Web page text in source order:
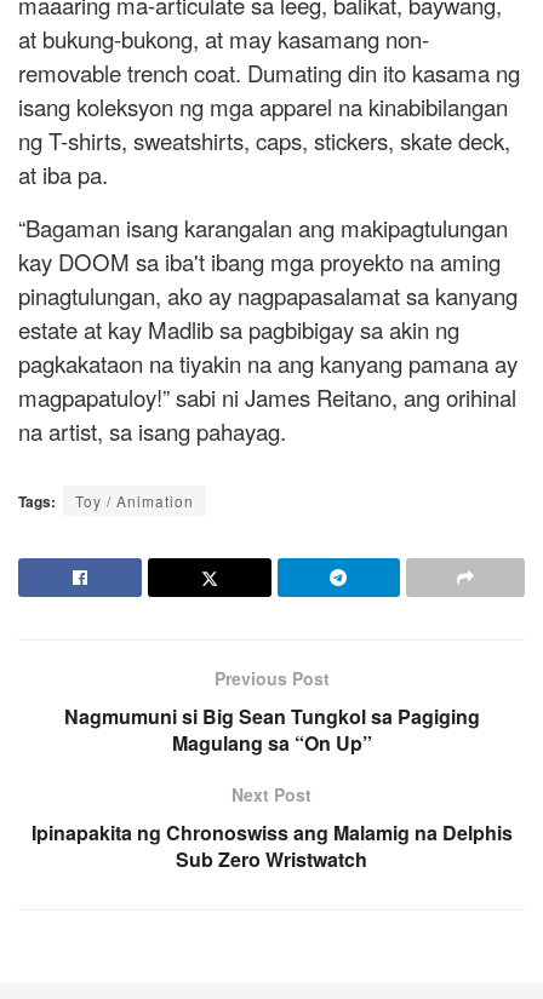
at bukung-bukong, at may kasamang non-
removable trench coat. Dumating din ito kasama ng
isang koleksyon ng mga apparel na kinabibilangan
ng T-shirts, sweatshirts, caps, stickers, skate deck,
at iba pa.
“Bagaman isang karangalan ang makipagtulungan
kay DOOM sa iba't ibang mga proyekto na aming
pinagtulungan, ako ay nagpapasalamat sa kanyang
estate at kay Madlib sa pagbibigay sa akin ng
pagkakataon na tiyakin na ang kanyang pamana ay
magpapatuloy!” sabi ni James Reitano, ang orihinal
na artist, sa isang pahayag.
Tags: Toy / Animation
Previous Post
Nagmumuni si Big Sean Tungkol sa Pagiging
Magulang sa “On Up”
Next Post
Ipinapakita ng Chronoswiss ang Malamig na Delphis
Sub Zero Wristwatch